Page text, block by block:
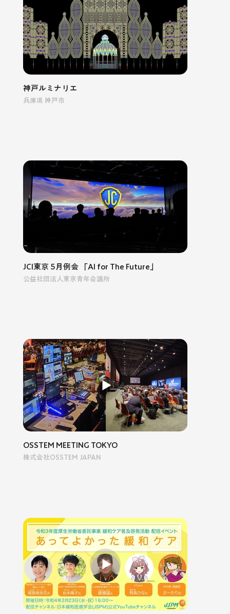
神戸ルミナリエ
兵庫県 神戸市
JCI東京 5月例会 「AI for The Future」
公益社団法人東京青年会議所
OSSTEM MEETING TOKYO
株式会社OSSTEM JAPAN